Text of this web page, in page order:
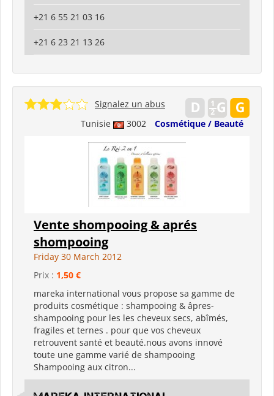
+21 6 55 21 03 16
+21 6 23 21 13 26
Tunisie 3002 Cosmétique / Beauté
Signalez un abus
Vente shompooing & aprés
shompooing
Friday 30 March 2012
Prix : 1,50 €
mareka international vous propose sa gamme de
produits cosmétique : shampooing & âpres-
shampooing pour les les cheveux secs, abîmés,
fragiles et ternes . pour que vos cheveux
retrouvent santé et beauté.nous avons innové
toute une gamme varié de shampooing
Shampooing aux citron...